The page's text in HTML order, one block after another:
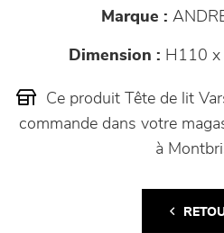
Marque :
Dimension : H110 x
Ce produit Tête de lit
commande dans votre
à